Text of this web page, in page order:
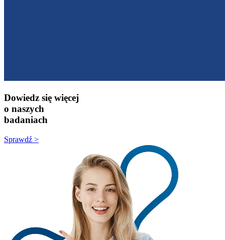
Dowiedz się więcej
o naszych
badaniach
Sprawdź >